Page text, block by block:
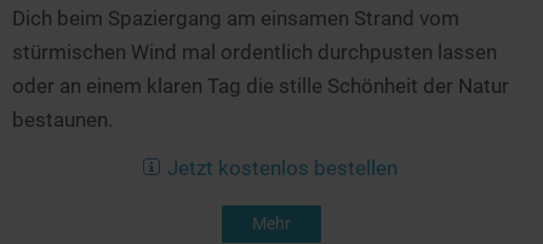
Dich beim Spaziergang am einsamen Strand vom
stürmischen Wind mal ordentlich durchpusten lassen
oder an einem klaren Tag die stille Schönheit der Natur
bestaunen.
Jetzt kostenlos bestellen
Mehr